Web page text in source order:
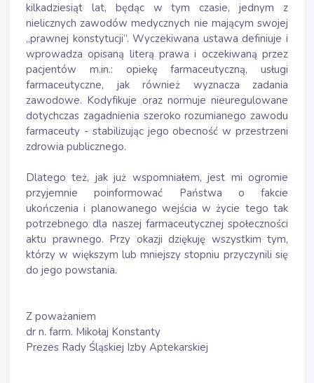
kilkadziesiąt lat, będąc w tym czasie, jednym z
nielicznych zawodów medycznych nie mającym swojej
„prawnej konstytucji”. Wyczekiwana ustawa definiuje i
wprowadza opisaną literą prawa i oczekiwaną przez
pacjentów m.in.: opiekę farmaceutyczną, usługi
farmaceutyczne, jak również wyznacza zadania
zawodowe. Kodyfikuje oraz normuje nieuregulowane
dotychczas zagadnienia szeroko rozumianego zawodu
farmaceuty - stabilizując jego obecność w przestrzeni
zdrowia publicznego.
Dlatego też, jak już wspomniałem, jest mi ogromie
przyjemnie poinformować Państwa o fakcie
ukończenia i planowanego wejścia w życie tego tak
potrzebnego dla naszej farmaceutycznej społeczności
aktu prawnego. Przy okazji dziękuję wszystkim tym,
którzy w większym lub mniejszy stopniu przyczynili się
do jego powstania.
Z poważaniem
dr n. farm. Mikołaj Konstanty
Prezes Rady Śląskiej Izby Aptekarskiej